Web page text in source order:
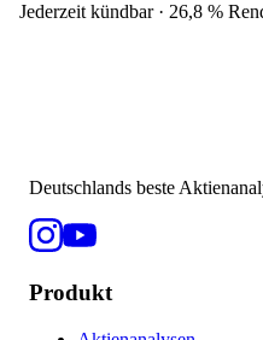
Jederzeit kündbar · 26,8 %
Deutschlands beste
Produkt